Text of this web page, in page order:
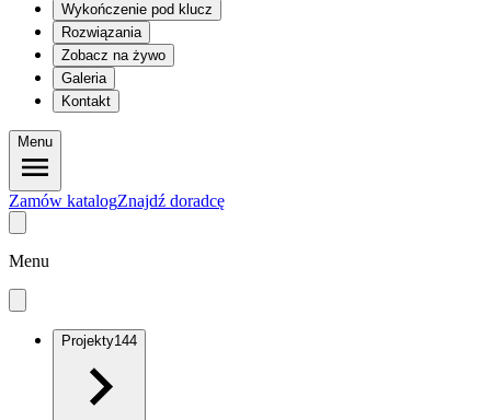
Wykończenie pod klucz
Rozwiązania
Zobacz na żywo
Galeria
Kontakt
Menu
Zamów katalogZnajdź doradcę
Menu
Projekty144